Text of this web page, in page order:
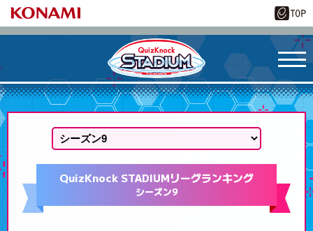
QuizKnock STADIUMリーグランキング
シーズン9